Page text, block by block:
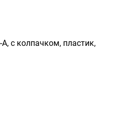
с колпачком, пластик,